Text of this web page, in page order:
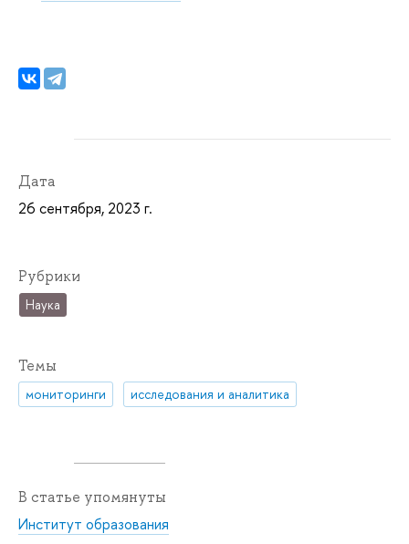
Дата
26 сентября, 2023 г.
Рубрики
Наука
Темы
мониторинги исследования и аналитика
В статье упомянуты
Институт образования